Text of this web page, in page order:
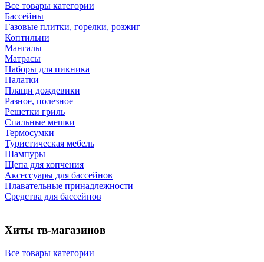
Все товары категории
Бассейны
Газовые плитки, горелки, розжиг
Коптильни
Мангалы
Матрасы
Наборы для пикника
Палатки
Плащи дождевики
Разное, полезное
Решетки гриль
Спальные мешки
Термосумки
Туристическая мебель
Шампуры
Щепа для копчения
Аксессуары для бассейнов
Плавательные принадлежности
Средства для бассейнов
Хиты тв-магазинов
Все товары категории